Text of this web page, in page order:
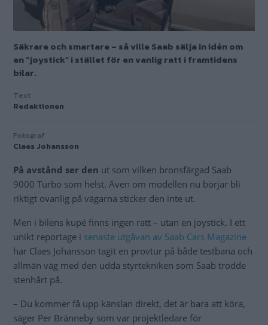
Säkrare och smartare – så ville Saab sälja in idén om
en ”joystick” i stället för en vanlig ratt i framtidens
bilar.
Text
Redaktionen
Fotograf
Claes Johansson
På avstånd ser den ut som vilken bronsfärgad Saab
9000 Turbo som helst. Även om modellen nu börjar bli
riktigt ovanlig på vägarna sticker den inte ut.
Men i bilens kupé finns ingen ratt – utan en joystick. I ett
unikt reportage i senaste utgåvan av Saab Cars Magazine
har Claes Johansson tagit en provtur på både testbana och
allmän väg med den udda styrtekniken som Saab trodde
stenhårt på.
– Du kommer få upp känslan direkt, det är bara att köra,
säger Per Bränneby som var projektledare för